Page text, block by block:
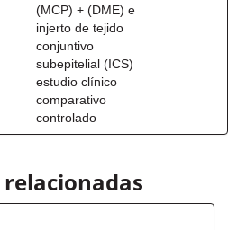
(MCP) + (DME) e
injerto de tejido
conjuntivo
subepitelial (ICS)
estudio clínico
comparativo
controlado